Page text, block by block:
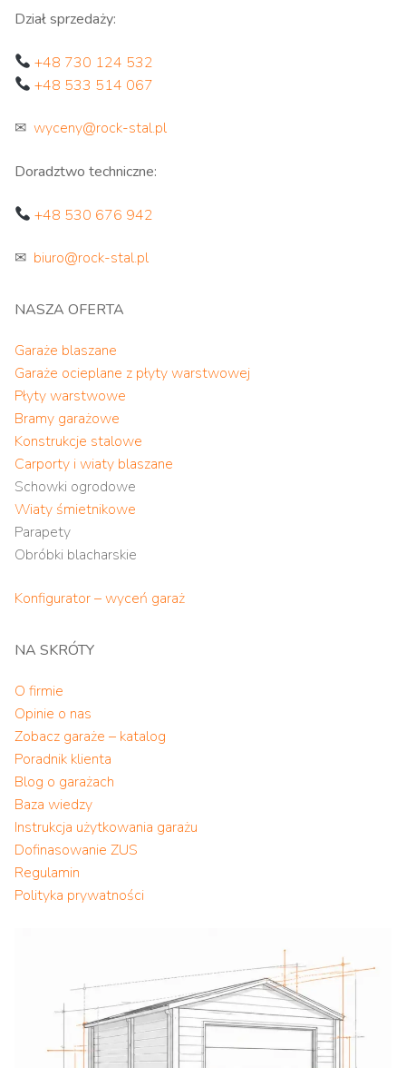
Dział sprzedaży:
+48 730 124 532
+48 533 514 067
✉ wyceny@rock-stal.pl
Doradztwo techniczne:
+48 530 676 942
✉ biuro@rock-stal.pl
NASZA OFERTA
Garaże blaszane
Garaże ocieplane z płyty warstwowej
Płyty warstwowe
Bramy garażowe
Konstrukcje stalowe
Carporty i wiaty blaszane
Schowki ogrodowe
Wiaty śmietnikowe
Parapety
Obróbki blacharskie
Konfigurator – wyceń garaż
NA SKRÓTY
O firmie
Opinie o nas
Zobacz garaże – katalog
Poradnik klienta
Blog o garażach
Baza wiedzy
Instrukcja użytkowania garażu
Dofinasowanie ZUS
Regulamin
Polityka prywatności